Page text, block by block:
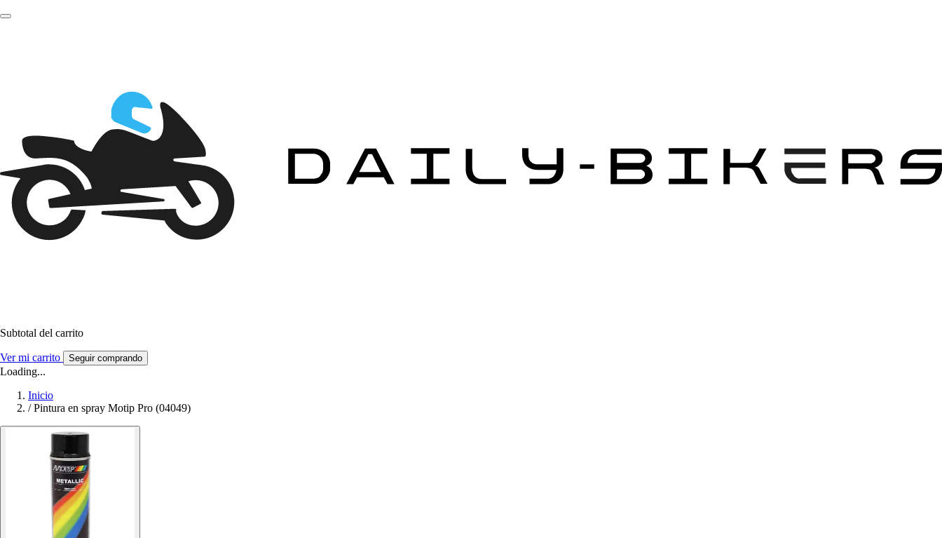
Subtotal del carrito
Ver mi carrito Seguir comprando
Loading...
Inicio
/ Pintura en spray Motip Pro (04049)